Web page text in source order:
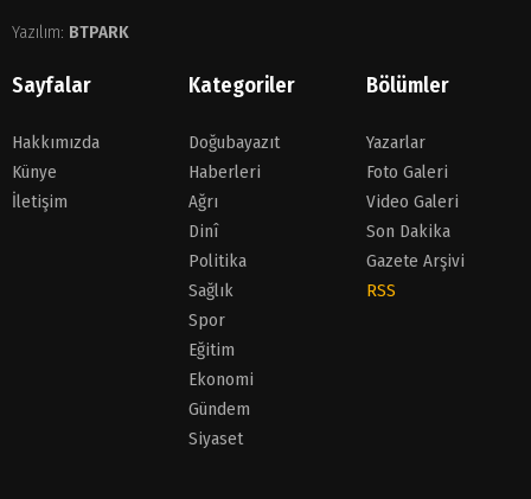
Yazılım: BTPARK
Sayfalar
Hakkımızda
Künye
İletişim
Kategoriler
Doğubayazıt
Haberleri
Ağrı
Dinî
Politika
Sağlık
Spor
Eğitim
Ekonomi
Gündem
Siyaset
Bölümler
Yazarlar
Foto Galeri
Video Galeri
Son Dakika
Gazete Arşivi
RSS